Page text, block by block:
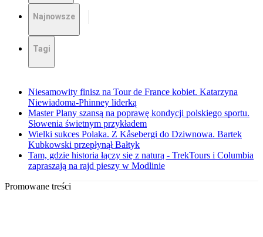
Najnowsze
Tagi
Niesamowity finisz na Tour de France kobiet. Katarzyna
Niewiadoma-Phinney liderką
Master Plany szansą na poprawę kondycji polskiego sportu.
Słowenia świetnym przykładem
Wielki sukces Polaka. Z Kåsebergi do Dziwnowa. Bartek
Kubkowski przepłynął Bałtyk
Tam, gdzie historia łączy się z naturą - TrekTours i Columbia
zapraszają na rajd pieszy w Modlinie
Promowane treści